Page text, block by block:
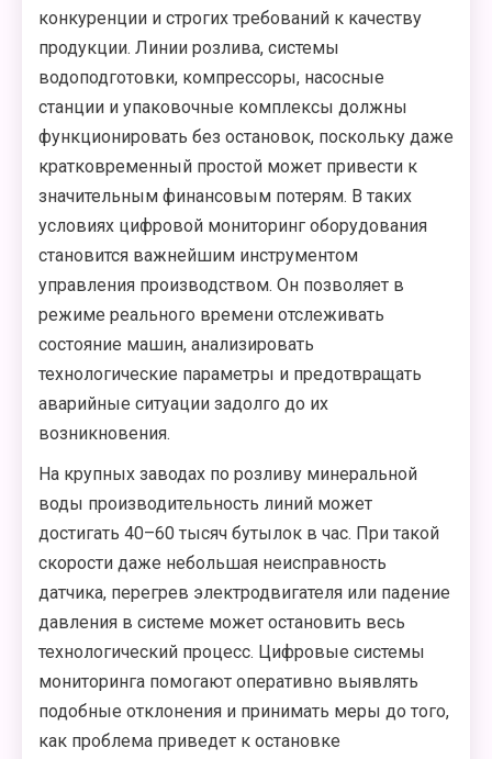
конкуренции и строгих требований к качеству
продукции. Линии розлива, системы
водоподготовки, компрессоры, насосные
станции и упаковочные комплексы должны
функционировать без остановок, поскольку даже
кратковременный простой может привести к
значительным финансовым потерям. В таких
условиях цифровой мониторинг оборудования
становится важнейшим инструментом
управления производством. Он позволяет в
режиме реального времени отслеживать
состояние машин, анализировать
технологические параметры и предотвращать
аварийные ситуации задолго до их
возникновения.
На крупных заводах по розливу минеральной
воды производительность линий может
достигать 40–60 тысяч бутылок в час. При такой
скорости даже небольшая неисправность
датчика, перегрев электродвигателя или падение
давления в системе может остановить весь
технологический процесс. Цифровые системы
мониторинга помогают оперативно выявлять
подобные отклонения и принимать меры до того,
как проблема приведет к остановке